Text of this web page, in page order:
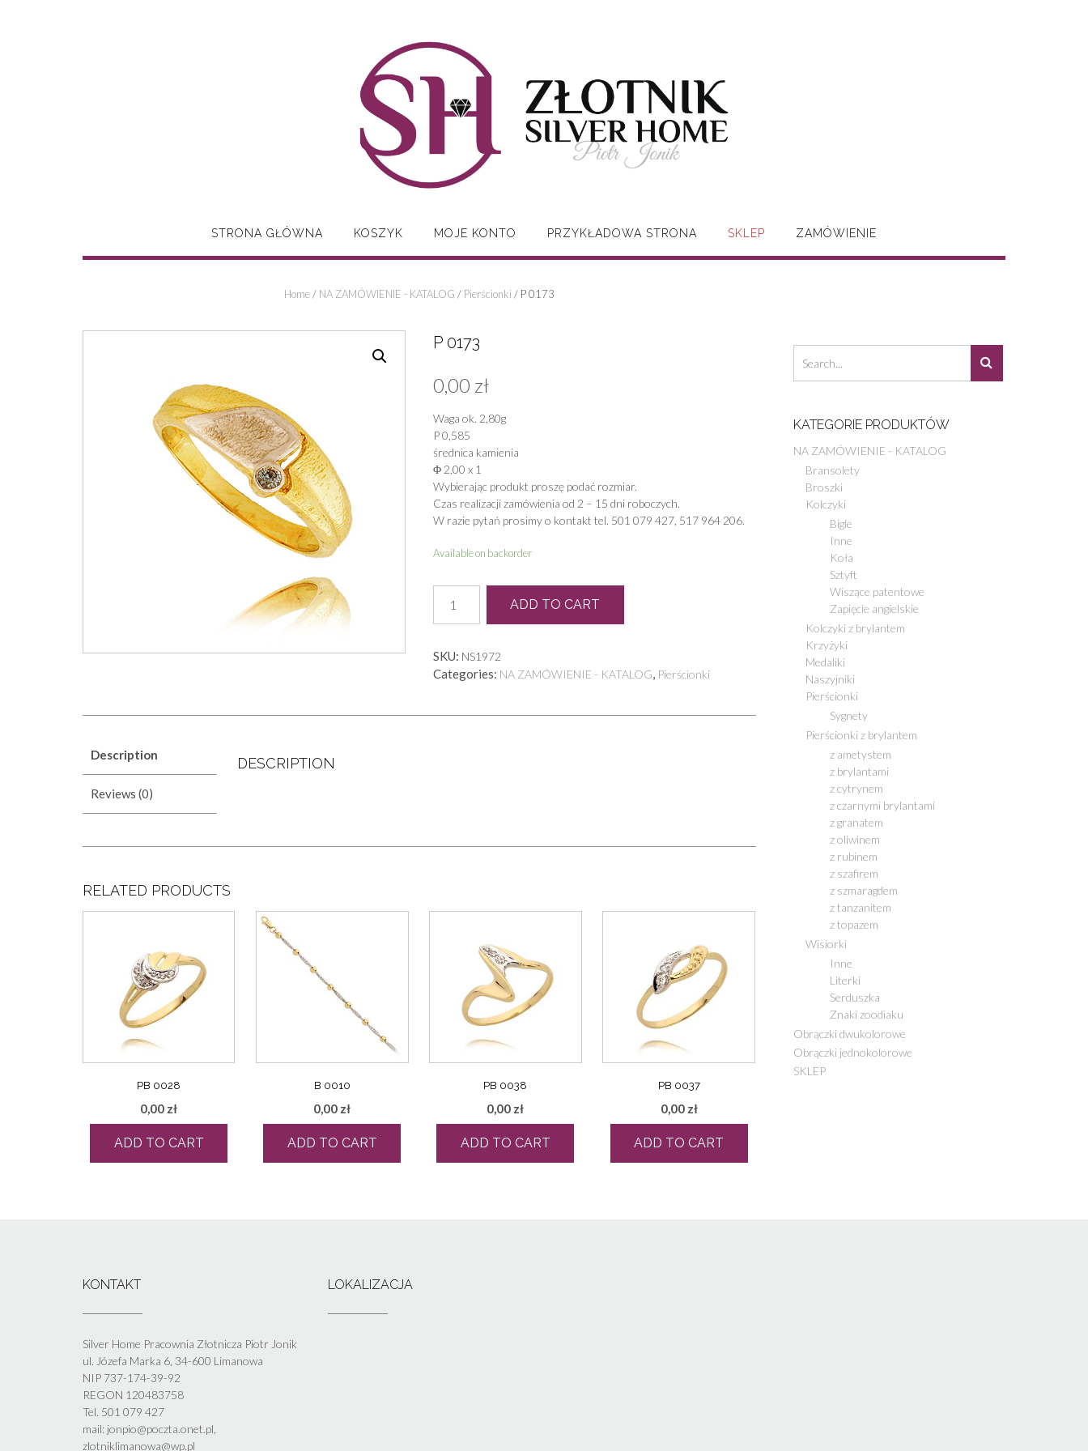
STRONA GŁÓWNA KOSZYK MOJE KONTO PRZYKŁADOWA STRONA SKLEP ZAMÓWIENIE
Home/ NA ZAMÓWIENIE - KATALOG / Pierścionki / P 0173
P 0173
0,00 zł
Waga ok. 2,80g
P 0,585
średnica kamienia
Φ 2,00 x 1
Wybierając produkt proszę podać rozmiar.
Czas realizacji zamówienia od 2 – 15 dni roboczych.
W razie pytań prosimy o kontakt tel. 501 079 427, 517 964 206.
Available on backorder
0173
quantity
ADD TO CART
SKU: NS1972
Categories: NA ZAMÓWIENIE - KATALOG Pierścionki
Description
Reviews (0)
DESCRIPTION
RELATED PRODUCTS
PB 0028
0,00 zł
ADD TO CART
B 0010
0,00 zł
ADD TO CART
PB 0038
0,00 zł
ADD TO CART
PB 0037
0,00 zł
ADD TO CART
KATEGORIE PRODUKTÓW
NA ZAMÓWIENIE - KATALOG
Bransolety
Broszki
Kolczyki
Bigle
Inne
Koła
Sztyft
Wiszące patentowe
Zapięcie angielskie
Kolczyki z brylantem
Krzyżyki
Medaliki
Naszyjniki
Pierścionki
Sygnety
Pierścionki z brylantem
z ametystem
z brylantami
z cytrynem
z czarnymi brylantami
z granatem
z oliwinem
z rubinem
z szafirem
z szmaragdem
z tanzanitem
z topazem
Wisiorki
Inne
Literki
Serduszka
Znaki zoodiaku
Obrączki dwukolorowe
Obrączki jednokolorowe
SKLEP
KONTAKT
Silver Home Pracownia Złotnicza Piotr Jonik
ul. Józefa Marka 6, 34-600 Limanowa
NIP 737-174-39-92
REGON 120483758
Tel. 501 079 427
mail: jonpio@poczta.onet.pl,
zlotniklimanowa@wp.pl
LOKALIZACJA